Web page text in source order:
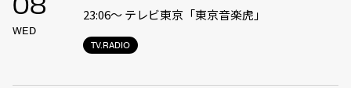
08
WED
TV.RADIO
23:06〜 テレビ東京「東京音楽虎」